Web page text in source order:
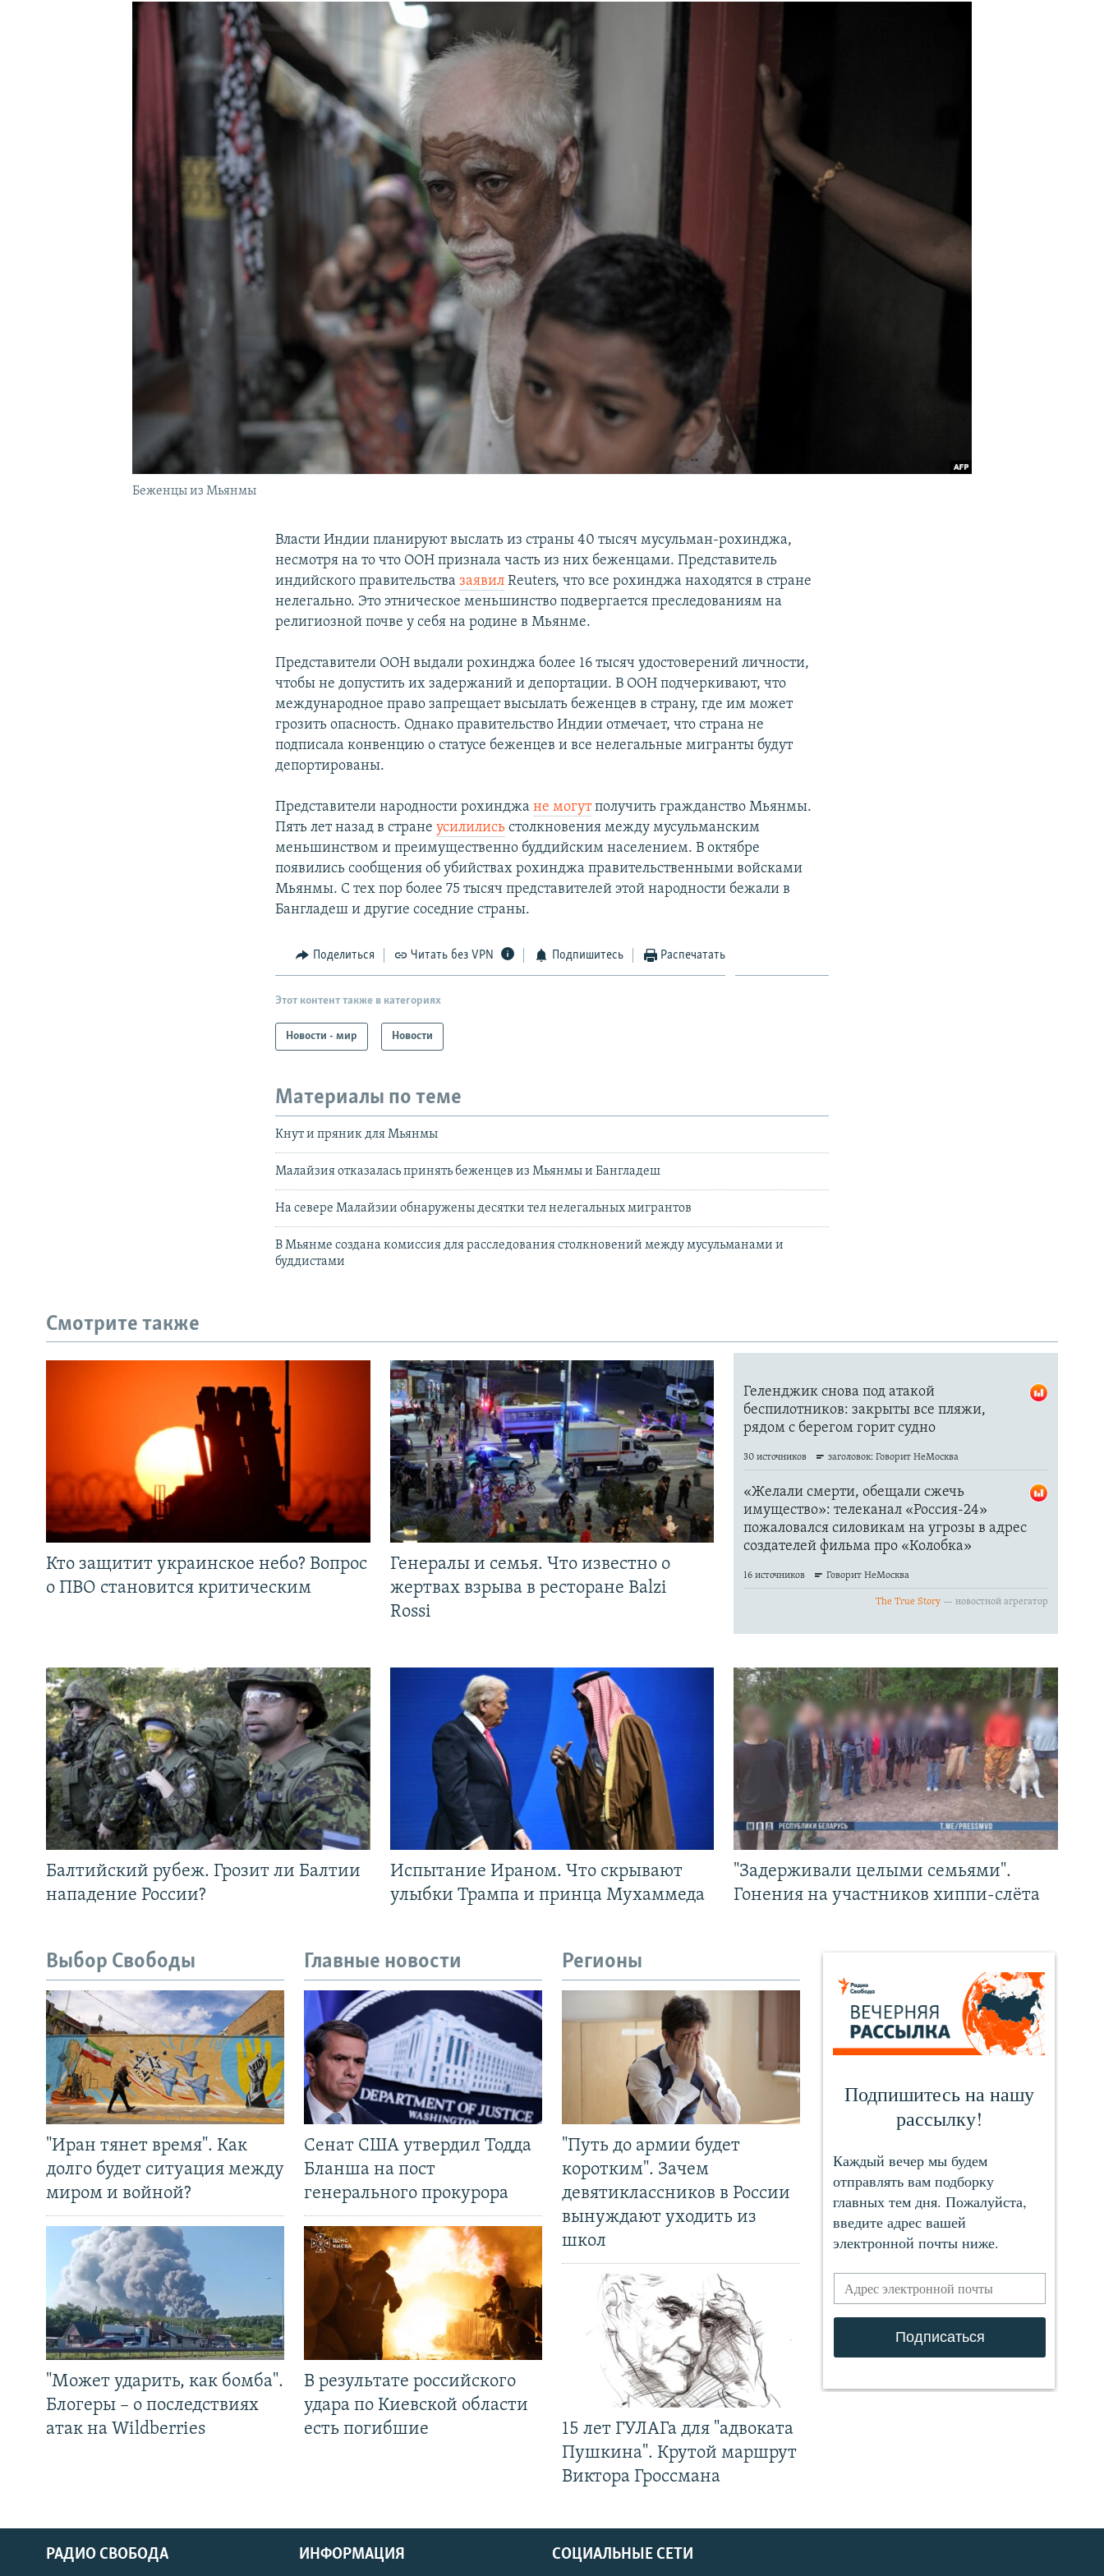
ПОДПИШИТЕСЬ НА РАССЫЛКУ
Беженцы из Мьянмы
Власти Индии планируют выслать из страны 40 тысяч мусульман-рохинджа,
несмотря на то что ООН признала часть из них беженцами. Представитель
индийского правительствазаявил Reuters, что все рохинджа находятся в стране
нелегально. Это этническое меньшинство подвергается преследованиям на
религиозной почве у себя на родине в Мьянме.
Представители ООН выдали рохинджа более 16 тысяч удостоверений личности,
чтобы не допустить их задержаний и депортации. В ООН подчеркивают, что
международное право запрещает высылать беженцев в страну, где им может
грозить опасность. Однако правительство Индии отмечает, что страна не
подписала конвенцию о статусе беженцев и все нелегальные мигранты будут
депортированы.
Представители народности рохинджане могутполучить гражданство Мьянмы.
Пять лет назад в странеусилились столкновения между мусульманским
меньшинством и преимущественно буддийским населением. В октябре
появились сообщения об убийствах рохинджа правительственными войсками
Мьянмы. С тех пор более 75 тысяч представителей этой народности бежали в
Бангладеш и другие соседние страны.
Поделиться Читать без VPN Подпишитесь Распечатать
Этот контент также в категориях
Новости - мир Новости
Материалы по теме
Кнут и пряник для Мьянмы
Малайзия отказалась принять беженцев из Мьянмы и Бангладеш
На севере Малайзии обнаружены десятки тел нелегальных мигрантов
В Мьянме создана комиссия для расследования столкновений между мусульманами и
буддистами
Смотрите также
Кто защитит украинское небо? Вопрос
о ПВО становится критическим
Генералы и семья. Что известно о
жертвах взрыва в ресторане Balzi
Rossi
Балтийский рубеж. Грозит ли Балтии
нападение России?
Испытание Ираном. Что скрывают
улыбки Трампа и принца Мухаммеда
"Задерживали целыми семьями".
Гонения на участников хиппи-слёта
Выбор Свободы
"Иран тянет время". Как
долго будет ситуация между
миром и войной?
"Может ударить, как бомба".
Блогеры – о последствиях
атак на Wildberries
Главные новости
Сенат США утвердил Тодда
Бланша на пост
генерального прокурора
В результате российского
удара по Киевской области
есть погибшие
Регионы
"Путь до армии будет
коротким". Зачем
девятиклассников в России
вынуждают уходить из
школ
15 лет ГУЛАГа для "адвоката
Пушкина". Крутой маршрут
Виктора Гроссмана
СОЦИАЛЬНЫЕ СЕТИ
РАДИО СВОБОДА ИНФОРМАЦИЯ